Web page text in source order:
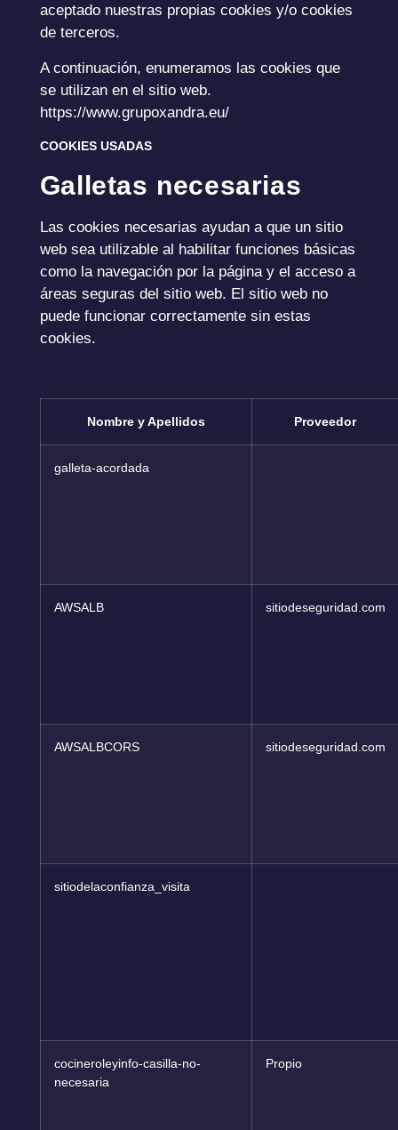
aceptado nuestras propias cookies y/o cookies
de terceros.
A continuación, enumeramos las cookies que
se utilizan en el sitio web.
https://www.grupoxandra.eu/
COOKIES USADAS
Galletas necesarias
Las cookies necesarias ayudan a que un sitio
web sea utilizable al habilitar funciones básicas
como la navegación por la página y el acceso a
áreas seguras del sitio web. El sitio web no
puede funcionar correctamente sin estas
cookies.
Nombre y Apellidos Proveedor
galleta-acordada
AWSALB sitiodeseguridad.com
AWSALBCORS sitiodeseguridad.com
sitiodelaconfianza_visita
cocineroleyinfo-casilla-no-
necesaria
Propio